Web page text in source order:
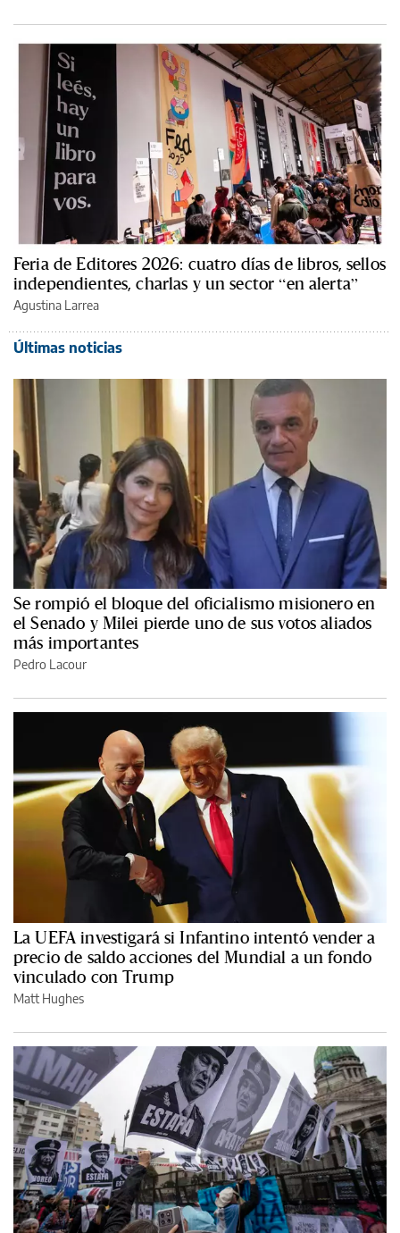
Feria de Editores 2026: cuatro días de libros, sellos
independientes, charlas y un sector “en alerta”
Agustina Larrea
Últimas noticias
Se rompió el bloque del oficialismo misionero en
el Senado y Milei pierde uno de sus votos aliados
más importantes
Pedro Lacour
La UEFA investigará si Infantino intentó vender a
precio de saldo acciones del Mundial a un fondo
vinculado con Trump
Matt Hughes